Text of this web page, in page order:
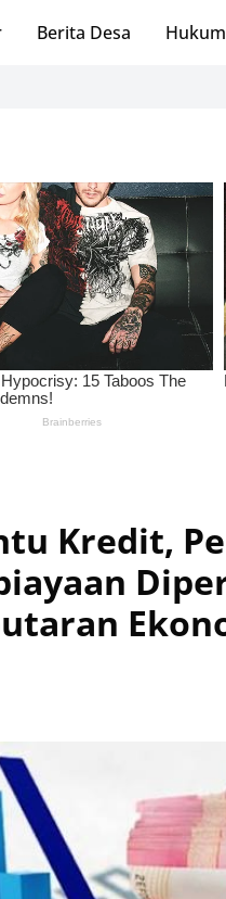
Berita Desa Hukum
Kredit,